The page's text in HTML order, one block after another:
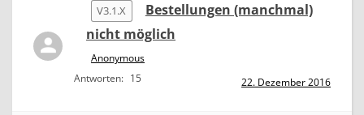
V3.1.X
Bestellungen (manchmal)
nicht möglich
Anonymous
Antworten: 15 22. Dezember 2016